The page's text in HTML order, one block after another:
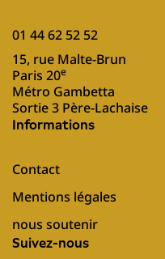
01 44 62 52 52
15, rue Malte-Brun
Paris 20e
Métro Gambetta
Sortie 3 Père-Lachaise
Informations
Contact
Mentions légales
nous soutenir
Suivez-nous